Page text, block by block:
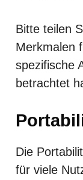
Bitte teilen
Merkmalen
spezifische
betrachtet
Die
für viele